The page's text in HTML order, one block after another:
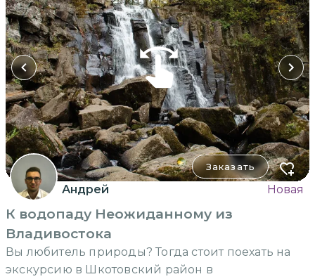
Заказать
Андрей Новая
К водопаду Неожиданному из
Владивостока
Вы любитель природы? Тогда стоит поехать на
экскурсию в Шкотовский район в